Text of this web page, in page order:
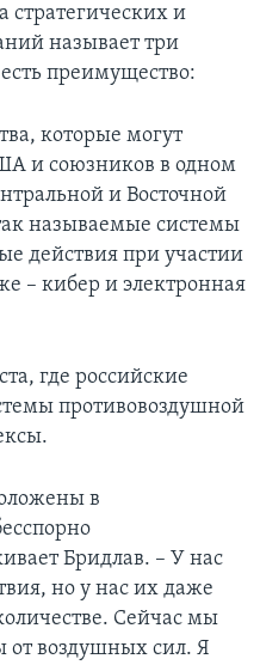
стратегических и
называет три
преимущество:
которые могут
и союзников в одном
и Восточной
называемые системы
действия при участии
– кибер и электронная
где российские
противовоздушной
в
Бридлав. – У нас
но у нас их даже
Сейчас мы
от воздушных сил. Я